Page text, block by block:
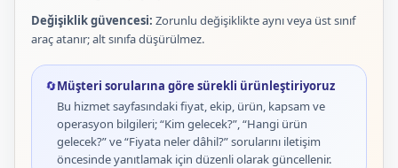
Değişiklik güvencesi: Zorunlu değişiklikte aynı veya üst sınıf
araç atanır; alt sınıfa düşürülmez.
🔄Müşteri sorularına göre sürekli ürünleştiriyoruz
Bu hizmet sayfasındaki fiyat, ekip, ürün, kapsam ve
operasyon bilgileri; “Kim gelecek?”, “Hangi ürün
gelecek?” ve “Fiyata neler dâhil?” sorularını iletişim
öncesinde yanıtlamak için düzenli olarak güncellenir.